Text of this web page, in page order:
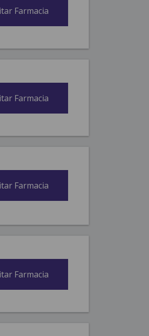
Farmacia
Farmacia
Farmacia
Farmacia